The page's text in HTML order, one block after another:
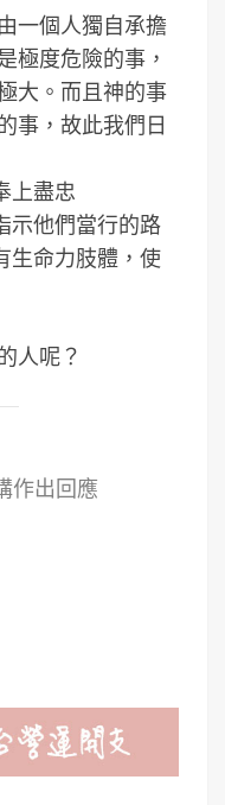
一個人獨自承擔
極度危險的事，
大。而且神的事
事，故此我們日
上盡忠
示他們當行的路
生命力肢體，使
人呢？
作出回應